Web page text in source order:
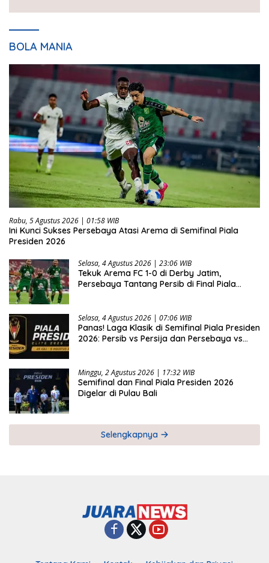
BOLA MANIA
Rabu, 5 Agustus 2026 | 01:58 WIB
Ini Kunci Sukses Persebaya Atasi Arema di Semifinal Piala
Presiden 2026
Selasa, 4 Agustus 2026 | 23:06 WIB
Tekuk Arema FC 1-0 di Derby Jatim,
Persebaya Tantang Persib di Final Piala
Selasa, 4 Agustus 2026 | 07:06 WIB
Panas! Laga Klasik di Semifinal Piala Presiden
2026: Persib vs Persija dan Persebaya vs
Minggu, 2 Agustus 2026 | 17:32 WIB
Semifinal dan Final Piala Presiden 2026
Digelar di Pulau Bali
Selengkapnya